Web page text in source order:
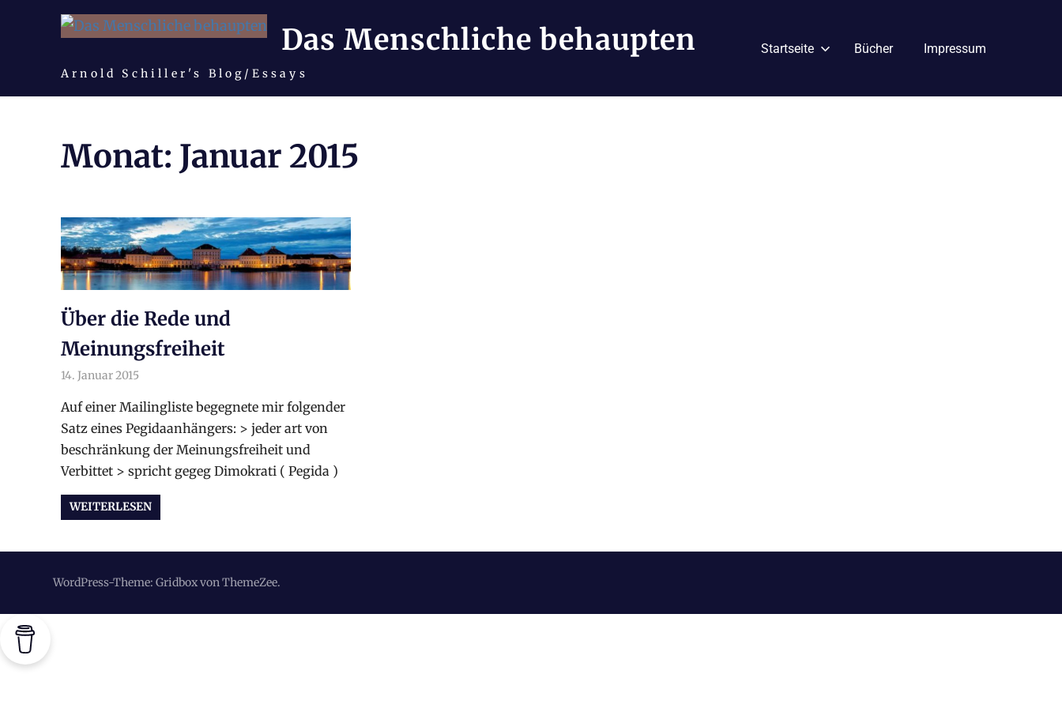
Das Menschliche behaupten
Arnold Schiller's Blog/Essays
Startseite Bücher Impressum
Monat: Januar 2015
Über die Rede und
Meinungsfreiheit
14. Januar 2015
Auf einer Mailingliste begegnete mir folgender
Satz eines Pegidaanhängers: > jeder art von
beschränkung der Meinungsfreiheit und
Verbittet > spricht gegeg Dimokrati ( Pegida )
WEITERLESEN
WordPress-Theme: Gridbox von ThemeZee.